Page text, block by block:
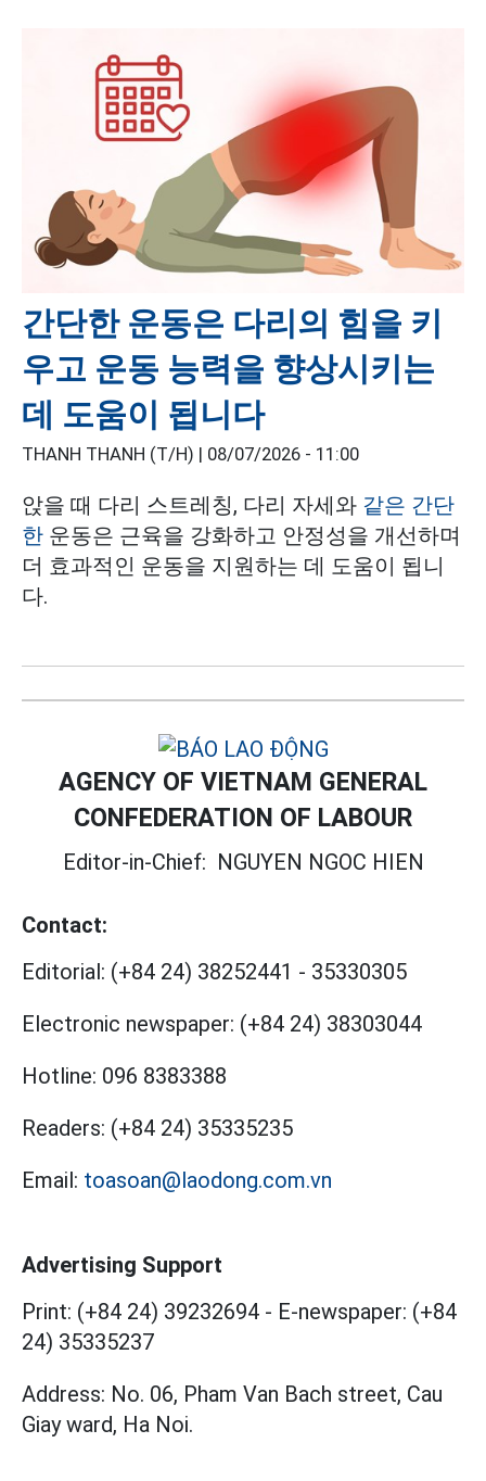
간단한 운동은 다리의 힘을 키
우고 운동 능력을 향상시키는
데 도움이 됩니다
THANH THANH (T/H) | 08/07/2026 - 11:00
앉을 때 다리 스트레칭, 다리 자세와 같은 간단
한 운동은 근육을 강화하고 안정성을 개선하며
더 효과적인 운동을 지원하는 데 도움이 됩니
다.
AGENCY OF VIETNAM GENERAL
CONFEDERATION OF LABOUR
Editor-in-Chief: NGUYEN NGOC HIEN
Contact:
Editorial: (+84 24) 38252441 - 35330305
Electronic newspaper: (+84 24) 38303044
Hotline: 096 8383388
Readers: (+84 24) 35335235
Email: toasoan@laodong.com.vn
Advertising Support
Print: (+84 24) 39232694 - E-newspaper: (+84
24) 35335237
Address: No. 06, Pham Van Bach street, Cau
Giay ward, Ha Noi.